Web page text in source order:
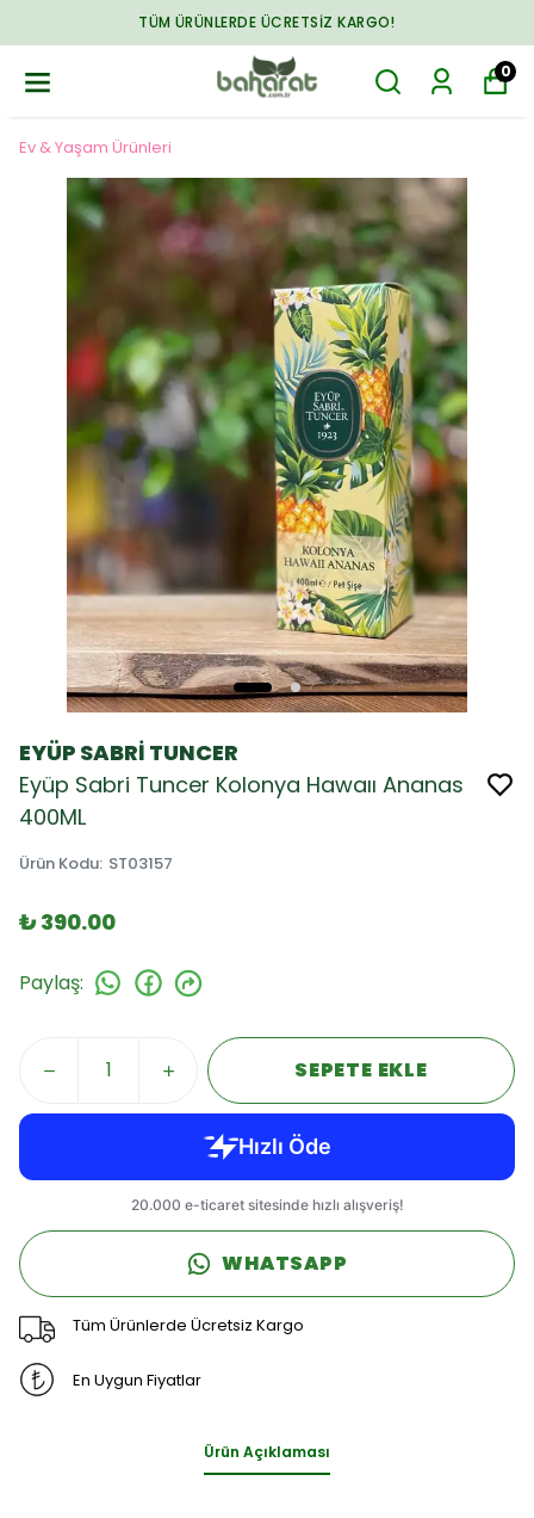
TÜM ÜRÜNLERDE ÜCRETSIZ KARGO!
0
Ev & Yaşam Ürünleri
EYÜP SABRİ TUNCER
Eyüp Sabri Tuncer Kolonya Hawaıı Ananas
400ML
Ürün Kodu: ST03157
₺ 390.00
Paylaş:
SEPETE EKLE
WHATSAPP
Tüm Ürünlerde Ücretsiz Kargo
En Uygun Fiyatlar
Ürün Açıklaması